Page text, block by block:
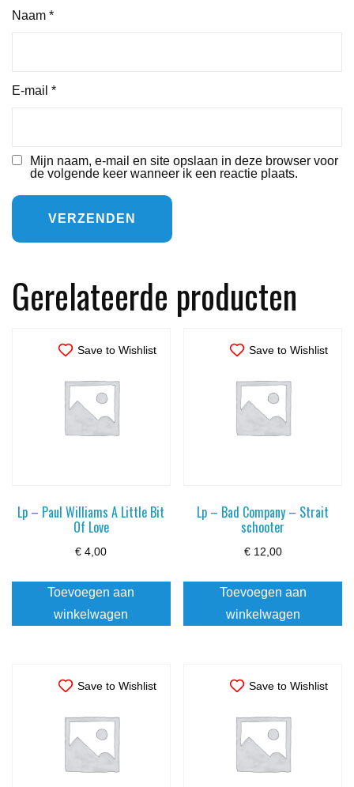
Naam *
E-mail *
Mijn naam, e-mail en site opslaan in deze browser voor
de volgende keer wanneer ik een reactie plaats.
Gerelateerde producten
Save to Wishlist
Lp – Paul Williams A Little Bit
Of Love
€ 4,00
Toevoegen aan
winkelwagen
Save to Wishlist
Lp – Bad Company – Strait
schooter
€12,00
Toevoegen aan
winkelwagen
Save to Wishlist Save to Wishlist